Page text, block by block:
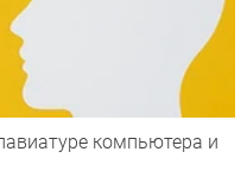
компьютера и